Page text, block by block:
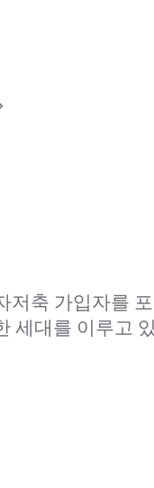
축 가입자를
대를 이루고